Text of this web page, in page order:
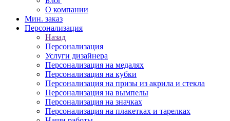
О компании
Мин. заказ
Персонализация
Назад
Персонализация
Услуги дизайнера
Персонализация на медалях
Персонализация на кубки
Персонализация на призы из акрила и стекла
Персонализация на вымпелы
Персонализация на значках
Персонализация на плакетках и тарелках